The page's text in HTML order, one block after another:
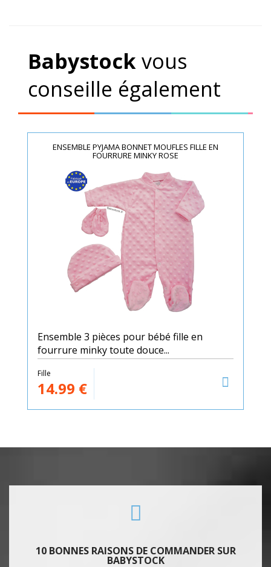
Babystockvous
conseille également
ENSEMBLE PYJAMA BONNET MOUFLES FILLE EN
FOURRURE MINKY ROSE
Ensemble 3 pièces pour bébé fille en
fourrure minky toute douce...
Fille
14.99 €
10 BONNES RAISONS DE COMMANDER SUR
BABYSTOCK